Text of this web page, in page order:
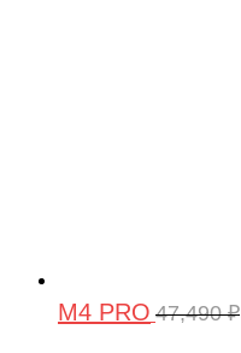
M4 PRO 47,490₽